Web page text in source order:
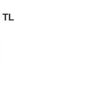
TL